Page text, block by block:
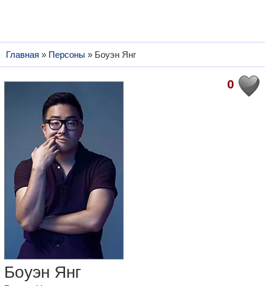
Главная » Персоны » Боуэн Янг
0
Боуэн Янг